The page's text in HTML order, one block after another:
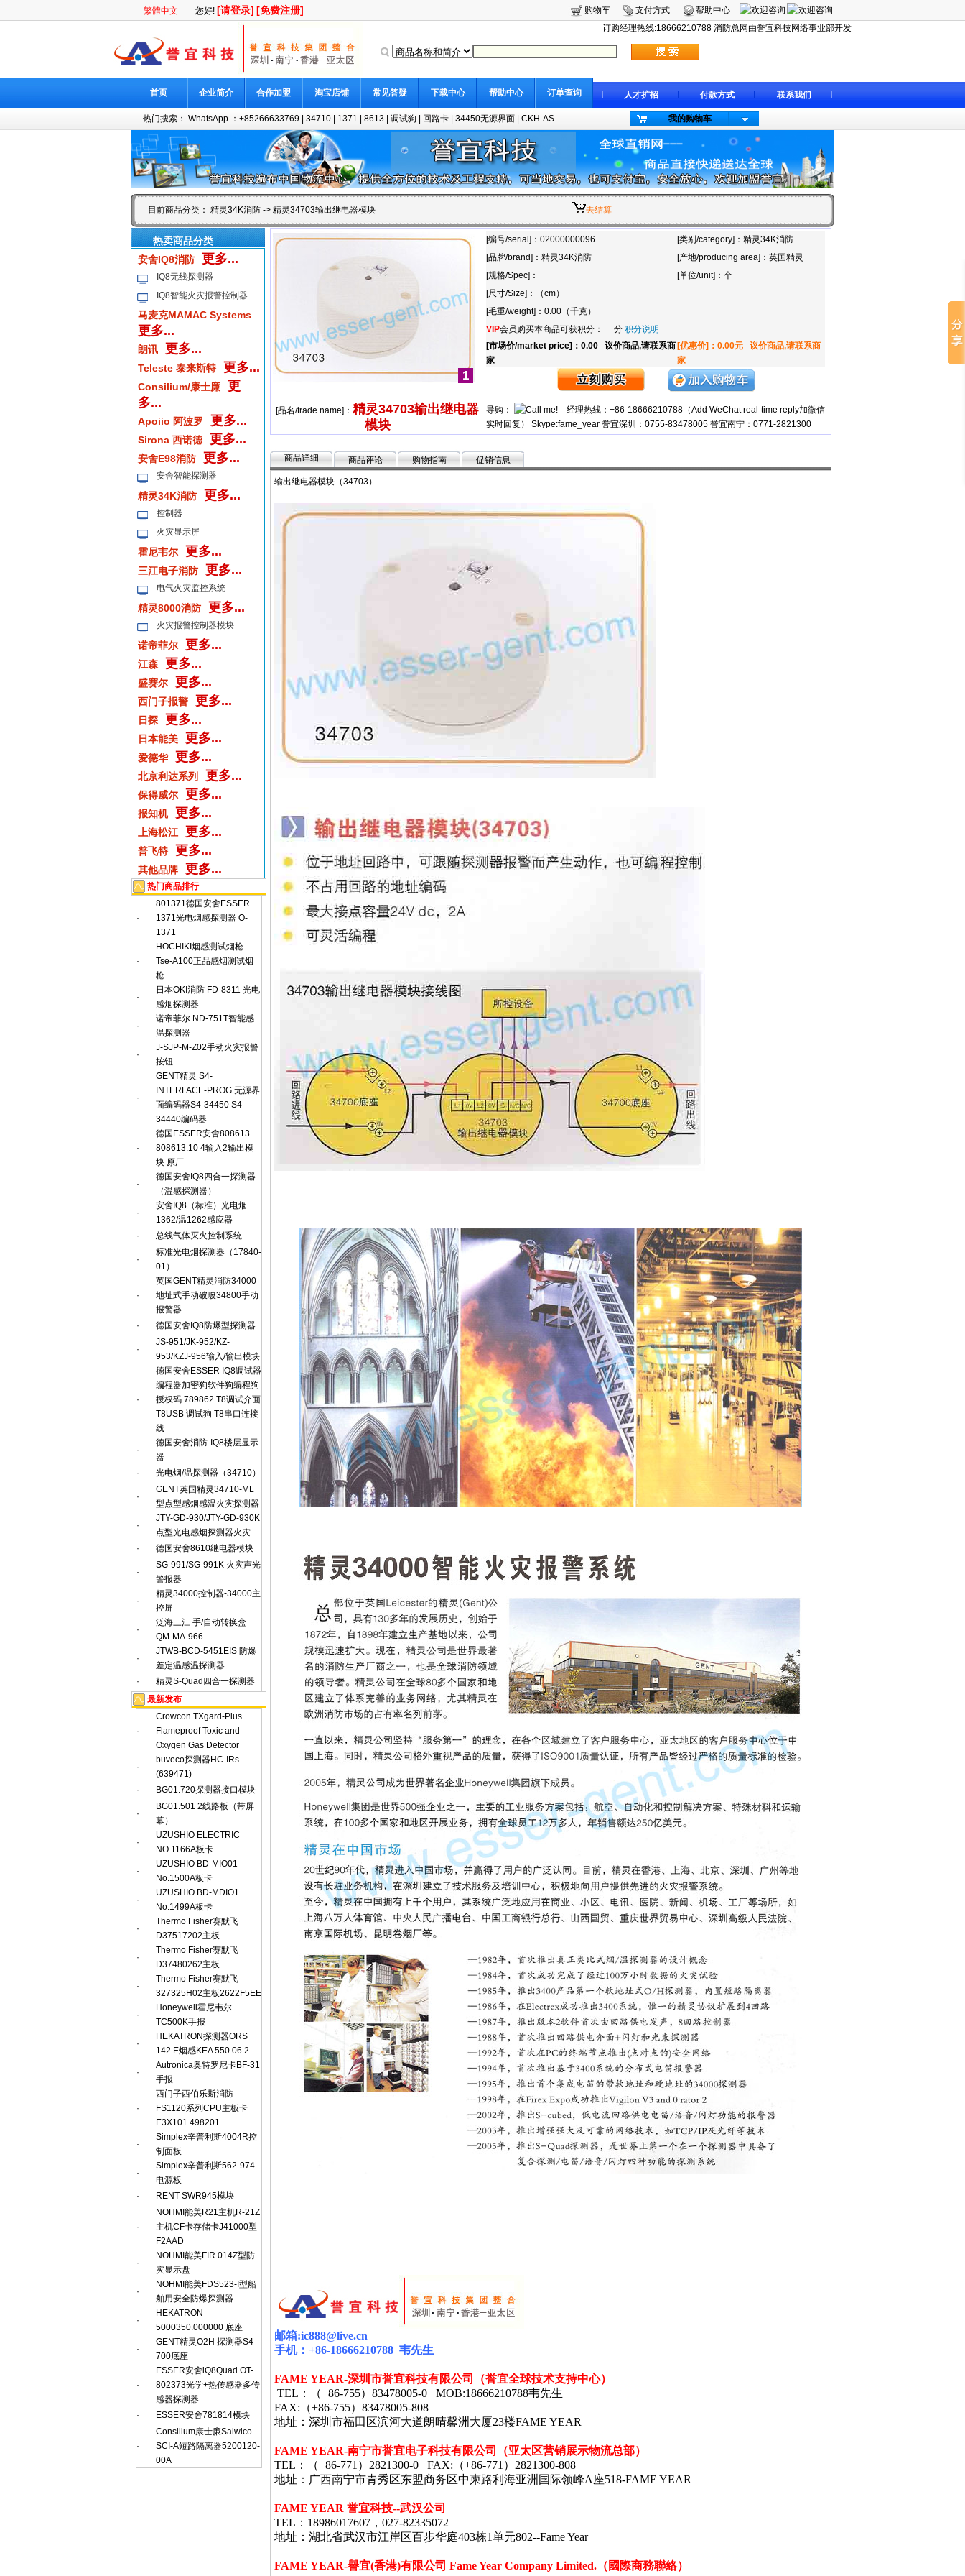
繁體中文 您好! [请登录] [免费注册] 购物车 支付方式
帮助中心
订购经理热线:18666210788 消防总网由誉宜科技网络事业部开发
首页 企业简介 合作加盟 淘宝店铺 常见答疑 下载中心 帮助中心 订单查询 人才扩招 付款方式 联系我们
热门搜索： WhatsApp ：+85266633769 34710 1371 8613 调试狗 回路卡 34450无源界面 CKH-AS 我的购物车
目前商品分类： 精灵34K消防 -> 精灵34703输出继电器模块 去结算
热卖商品分类
安舍IQ8消防
更多...
IQ8无线探测器
IQ8智能火灾报警控制器
马麦克MAMAC Systems
更多...
朗讯 更多...
Teleste 泰来斯特 更多...
Consilium/康士廉
更
多...
Apoiio 阿波罗 更多...
Sirona 西诺德 更多...
安舍E98消防 更多...
安舍智能探测器
精灵34K消防 更多...
控制器
火灾显示屏
霍尼韦尔 更多...
三江电子消防 更多...
电气火灾监控系统
精灵8000消防 更多...
火灾报警控制器模块
诺帝菲尔 更多...
江森 更多...
盛赛尔 更多...
西门子报警 更多...
日探 更多...
日本能美 更多...
爱德华 更多...
北京利达系列 更多...
保得威尔 更多...
报知机 更多...
上海松江 更多...
普飞特 更多...
其他品牌 更多...
热门商品排行
·
801371德国安舍ESSER
1371光电烟感探测器 O-
1371
·
HOCHIKI烟感测试烟枪
Tse-A100正品感烟测试烟
枪
·
日本OKI消防 FD-8311 光电
感烟探测器
·
诺帝菲尔 ND-751T智能感
温探测器
·
J-SJP-M-Z02手动火灾报警
按钮
·
GENT精灵 S4-
INTERFACE-PROG 无源界
面编码器S4-34450 S4-
34440编码器
·
德国ESSER安舍808613
808613.10 4输入2输出模
块 原厂
·
德国安舍IQ8四合一探测器
（温感探测器）
·
安舍IQ8（标准）光电烟
1362/温1262感应器
·
总线气体灭火控制系统
·
标准光电烟探测器（17840-
01）
·
英国GENT精灵消防34000
地址式手动破玻34800手动
报警器
·
德国安舍IQ8防爆型探测器
·
JS-951/JK-952/KZ-
953/KZJ-956输入/输出模块
·
德国安舍ESSER IQ8调试器
编程器加密狗软件狗编程狗
授权码 789862 T8调试介面
T8USB 调试狗 T8串口连接
线
·
德国安舍消防-IQ8楼层显示
器
·
光电烟/温探测器（34710）
·
GENT英国精灵34710-ML
型点型感烟感温火灾探测器
·
JTY-GD-930/JTY-GD-930K
点型光电感烟探测器火灾
·
德国安舍8610继电器模块
·
SG-991/SG-991K 火灾声光
警报器
·
精灵34000控制器-34000主
控屏
·
泛海三江 手/自动转换盒
QM-MA-966
·
JTWB-BCD-5451EIS 防爆
差定温感温探测器
·
精灵S-Quad四合一探测器
最新发布
·
Crowcon TXgard-Plus
Flameproof Toxic and
Oxygen Gas Detector
·
buveco探测器HC-IRs
(639471)
·
BG01.720探测器接口模块
·
BG01.501 2线路板（带屏
幕）
·
UZUSHIO ELECTRIC
NO.1166A板卡
·
UZUSHIO BD-MIO01
No.1500A板卡
·
UZUSHIO BD-MDIO1
No.1499A板卡
·
Thermo Fisher赛默飞
D37517202主板
·
Thermo Fisher赛默飞
D37480262主板
·
Thermo Fisher赛默飞
327325H02主板2622F5EE
·
Honeywell霍尼韦尔
TC500K手报
·
HEKATRON探测器ORS
142 E烟感KEA 550 06 2
·
Autronica奥特罗尼卡BF-31
手报
·
西门子西伯乐斯消防
FS1120系列CPU主板卡
E3X101 498201
·
Simplex辛普利斯4004R控
制面板
·
Simplex辛普利斯562-974
电源板
·
RENT SWR945模块
·
NOHMI能美R21主机R-21Z
主机CF卡存储卡J41000型
F2AAD
·
NOHMI能美FIR 014Z型防
灾显示盘
·
NOHMI能美FDS523-I型船
舶用安全防爆探测器
·
HEKATRON
5000350.000000 底座
·
GENT精灵O2H 探测器S4-
700底座
·
ESSER安舍lQ8Quad OT-
802373光学+热传感器多传
感器探测器
·
ESSER安舍781814模块
·
Consilium康士廉Salwico
SCI-A短路隔离器5200120-
00A
1
[编号/serial]：02000000096
[类别/category]：精灵34K消防
[品牌/brand]：精灵34K消防
[产地/producing area]：英国精灵
[规格/Spec]：
[单位/unit]：个
[尺寸/Size]：（cm）
[毛重/weight]：0.00（千克）
VIP会员购买本商品可获积分： 分 积分说明
[市场价/market price]：0.00 议价商品,请联系商
家
[优惠价]：0.00元 议价商品,请联系商
家
[品名/trade name]： 精灵34703输出继电器
模块
导购：
经理热线：+86-18666210788（Add WeChat real-time reply加微信
实时回复） Skype:fame_year 誉宜深圳：0755-83478005 誉宜南宁：0771-2821300
商品详细 商品评论 购物指南 促销信息
输出继电器模块（34703）
邮箱:ic888@live.cn
手机： +86-18666210788 韦先生
FAME YEAR-深圳市誉宜科技有限公司（誉宜全球技术支持中心）
TEL ：（+86-755） 83478005-0 MOB:18666210788韦先生
FAX: （+86-755） 83478005-808
地址：深圳市福田区滨河大道朗晴馨洲大厦23楼FAME YEAR
FAME YEAR-南宁市誉宜电子科技有限公司（亚太区营销展示物流总部）
TEL ：（+86-771 ） 2821300-0 FAX: （+86-771 ） 2821300-808
地址：广西南宁市青秀区东盟商务区中柬路利海亚洲 国际领峰A座518-FAME YEAR
FAME YEAR 誉宜科技--武汉公司
TEL：18986017607，027-82335072
地址：湖北省武汉市江岸区百步华庭403栋1单元802--Fame Year
FAME YEAR-譽宜(香港)有限公司 Fame Year Company Limited. （國際商務聯絡）